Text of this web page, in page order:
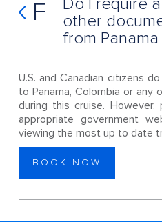
F
other
from
U.S. and Canadian citizens
to Panama, Colombia or
during this cruise.
appropriate government
viewing the most up to date
BOOK NOW